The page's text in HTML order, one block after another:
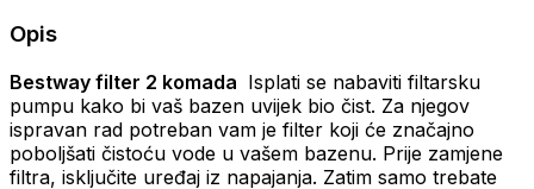
Opis
Bestway filter 2 komada Isplati se nabaviti filtarsku
pumpu kako bi vaš bazen uvijek bio čist. Za njegov
ispravan rad potreban vam je filter koji će značajno
poboljšati čistoću vode u vašem bazenu. Prije zamjene
filtra, isključite uređaj iz napajanja. Zatim samo trebate